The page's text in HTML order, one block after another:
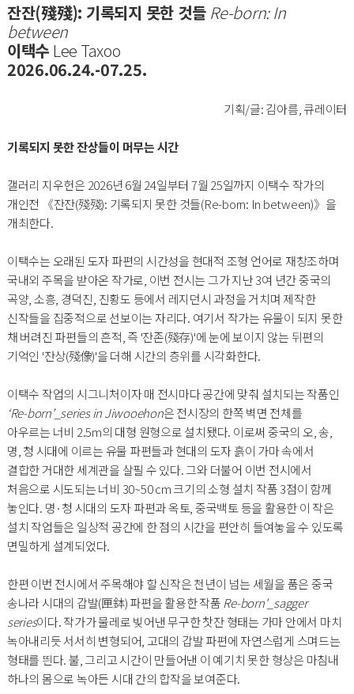
잔잔(殘殘): 기록되지 못한 것들 Re-born: In
between
이택수 Lee Taxoo
2026.06.24.-07.25.
기획/글: 김아름, 큐레이터
기록되지 못한 잔상들이 머무는 시간
갤러리 지우헌은 2026년 6월 24일부터 7월 25일까지 이택수 작가의
개인전 《잔잔(殘殘): 기록되지 못한 것들(Re-born: In between)》을
개최한다.
이택수는 오래된 도자 파편의 시간성을 현대적 조형 언어로 재창조하며
국내외 주목을 받아온 작가로, 이번 전시는 그가 지난 3여 년간 중국의
곡양, 소흥, 경덕진, 진황도 등에서 레지던시 과정을 거치며 제작한
신작들을 집중적으로 선보이는 자리다. 여기서 작가는 유물이 되지 못한
채 버려진 파편들의 흔적, 즉 '잔존(殘存)'에 눈에 보이지 않는 뒤편의
기억인 '잔상(殘像)'을 더해 시간의 층위를 시각화한다.
이택수 작업의 시그니처이자 매 전시마다 공간에 맞춰 설치되는 작품인
‘Re-born’_series in Jiwooehon은 전시장의 한쪽 벽면 전체를
아우르는 너비 2.5m의 대형 원형으로 설치됐다. 이로써 중국의 오, 송,
명, 청 시대에 이르는 유물 파편들과 현대의 도자 흙이 가마 속에서
결합한 거대한 세계관을 살필 수 있다. 그와 더불어 이번 전시에서
처음으로 시도되는 너비 30~50 cm 크기의 소형 설치 작품 3점이 함께
놓인다. 명·청 시대의 도자 파편과 옥토, 중국백토 등을 활용한 이 작은
설치 작업들은 일상적 공간에 한 점의 시간을 편안히 들여놓을 수 있도록
면밀하게 설계되었다.
한편 이번 전시에서 주목해야 할 신작은 천년이 넘는 세월을 품은 중국
송나라 시대의 갑발(匣鉢) 파편을 활용한 작품 Re-born'_sagger
series이다. 작가가 물레로 빚어낸 무구한 찻잔 형태는 가마 안에서 마치
녹아내리듯 서서히 변형되어, 고대의 갑발 파편에 자연스럽게 스며드는
형태를 띈다. 불, 그리고 시간이 만들어낸 이 예기치 못한 형상은 마침내
하나의 몸으로 녹아든 시대 간의 합작을 보여준다.